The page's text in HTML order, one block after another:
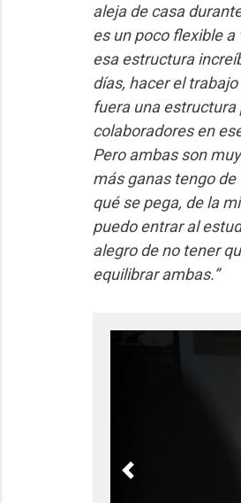
aleja de casa
es un poco flexible
esa estructura
días, hacer el
fuera una
colaboradores en
Pero ambas son
más ganas tengo de
qué se pega, de la
puedo entrar al
alegro de no tener
equilibrar ambas.”
Previous